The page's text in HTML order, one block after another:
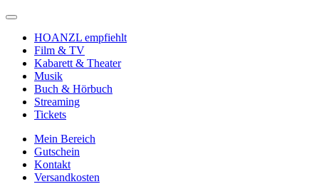
HOANZL empfiehlt
Film & TV
Kabarett & Theater
Musik
Buch & Hörbuch
Streaming
Tickets
Mein Bereich
Gutschein
Kontakt
Versandkosten